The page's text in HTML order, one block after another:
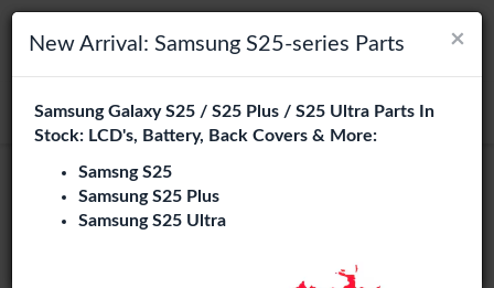
×
Wählen Sie Ihre Sprache
Es sieht so aus, als wären Sie in Vereinigte Staaten
Besuchen Sie
Navigation umschalten
suchen
Login
×
New Arrival: Samsung S25-series Parts
Samsung Galaxy S25 / S25 Plus / S25 Ultra Parts In
Stock: LCD's, Battery, Back Covers & More:
Samsng S25
Samsung S25 Plus
Samsung S25 Ultra